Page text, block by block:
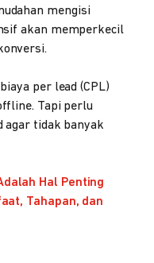
mengisi
akan memperkecil
per lead (CPL)
Tapi perlu
agar tidak banyak
Hal Penting
Tahapan, dan